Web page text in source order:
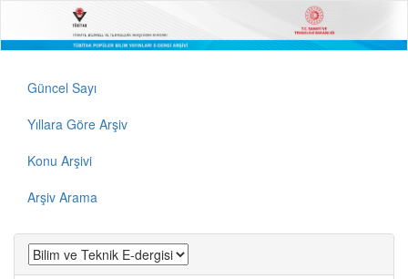
Güncel Sayı
Yıllara Göre Arşiv
Konu Arşivi
Arşiv Arama